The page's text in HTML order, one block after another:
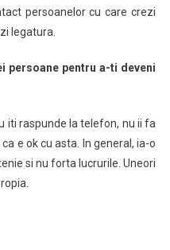
persoanelor cu care crezi
legatura.
persoane pentru a-ti deveni
iti raspunde la telefon, nu ii fa
e ok cu asta. In general, ia-o
si nu forta lucrurile. Uneori